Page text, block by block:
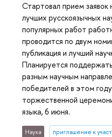
Стартовал прием заявок
лучших русскоязычных
популярных работ
проводится по двум
публикация и лучший
Планируется
разным научным
победителей в этом
торжественной
языка, 6 июня.
Наука приглашение к